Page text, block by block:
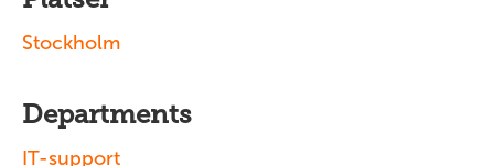
Stockholm
Departments
IT-support